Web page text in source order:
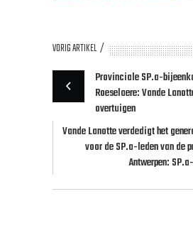
VORIG ARTIKEL
Provinciale SP.a-
Roeselaere: Vande
overtuigen
Vande Lanotte verdedigt het
voor de SP.a-leden van de
Antwerpen: